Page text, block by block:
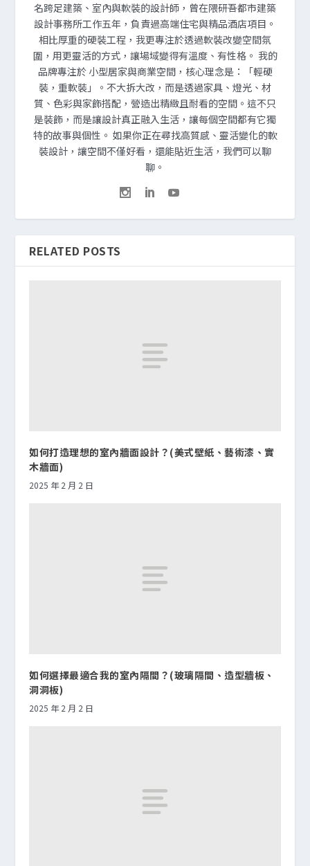
名跨足建築、室內與軟裝的設計師，曾在隈研吾都市建築
設計事務所工作五年，負責過高端住宅與精品酒店項目。
相比厚重的硬裝工程，我更專注於透過軟裝改變空間氛
圍，用更靈活的方式，讓場域變得有溫度、有性格。 我的
品牌專注於 小型居家與商業空間，核心理念是：「輕硬
裝，重軟裝」。不大拆大改，而是透過家具、燈光、材
質、色彩與家飾搭配，營造出精緻且耐看的空間。這不只
是裝飾，而是讓設計真正融入生活，讓每個空間都有它獨
特的故事與個性。 如果你正在尋找高質感、靈活變化的軟
裝設計，讓空間不僅好看，還能貼近生活，我們可以聊
聊。
RELATED POSTS
如何打造理想的室內牆面設計？(美式壁紙、藝術漆、實
木牆面)
2025 年 2 月 2 日
如何選擇最適合我的室內隔間？(玻璃隔間、造型牆板、
洞洞板)
2025 年 2 月 2 日